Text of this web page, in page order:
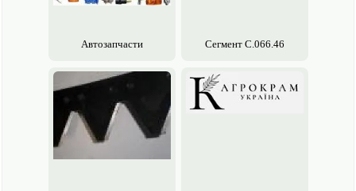
Авто­запчасти Сегмент С.066.46